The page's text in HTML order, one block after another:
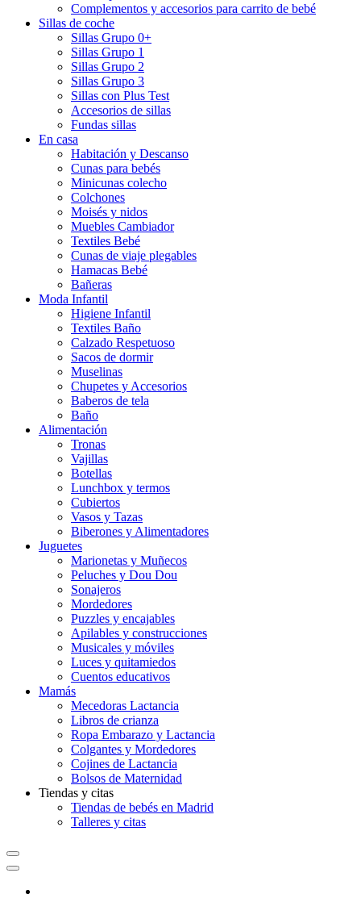
Complementos y accesorios para carrito de bebé
Sillas de coche
Sillas Grupo 0+
Sillas Grupo 1
Sillas Grupo 2
Sillas Grupo 3
Sillas con Plus Test
Accesorios de sillas
Fundas sillas
En casa
Habitación y Descanso
Cunas para bebés
Minicunas colecho
Colchones
Moisés y nidos
Muebles Cambiador
Textiles Bebé
Cunas de viaje plegables
Hamacas Bebé
Bañeras
Moda Infantil
Higiene Infantil
Textiles Baño
Calzado Respetuoso
Sacos de dormir
Muselinas
Chupetes y Accesorios
Baberos de tela
Baño
Alimentación
Tronas
Vajillas
Botellas
Lunchbox y termos
Cubiertos
Vasos y Tazas
Biberones y Alimentadores
Juguetes
Marionetas y Muñecos
Peluches y Dou Dou
Sonajeros
Mordedores
Puzzles y encajables
Apilables y construcciones
Musicales y móviles
Luces y quitamiedos
Cuentos educativos
Mamás
Mecedoras Lactancia
Libros de crianza
Ropa Embarazo y Lactancia
Colgantes y Mordedores
Cojines de Lactancia
Bolsos de Maternidad
Tiendas y citas
Tiendas de bebés en Madrid
Talleres y citas